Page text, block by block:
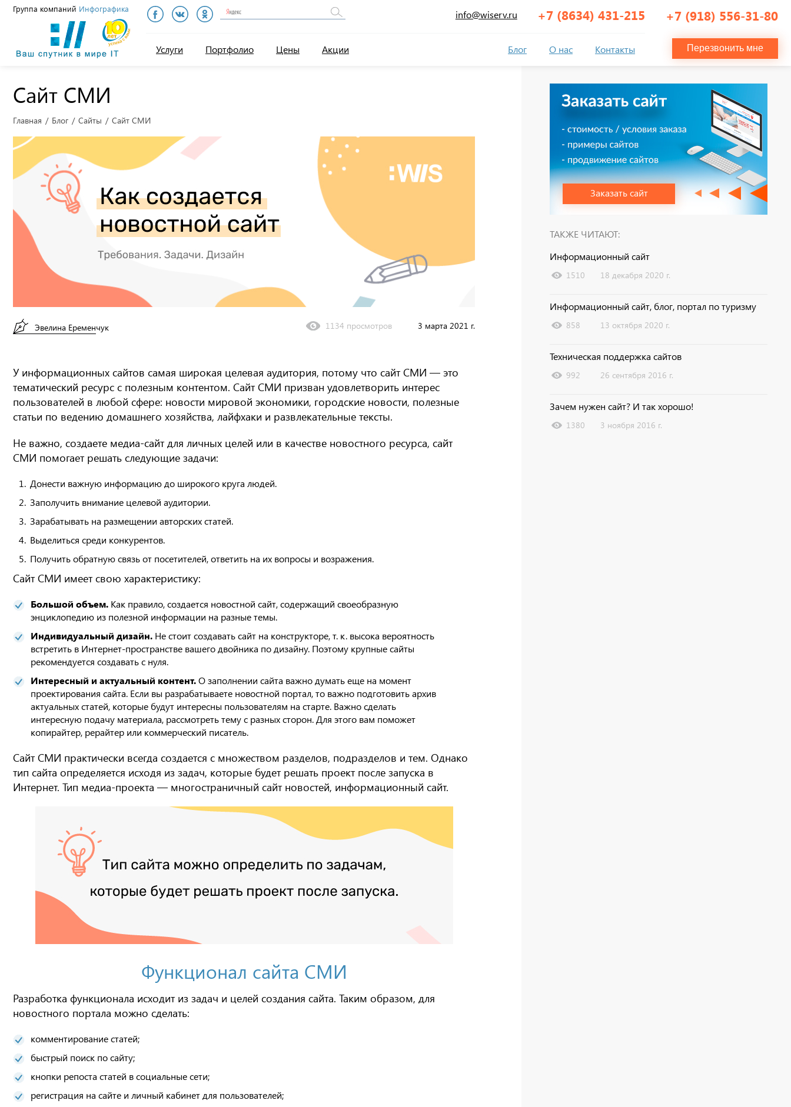
Группа компаний Инфографика
Инфографика
info@wiserv.ru +7 (8634) 431-215
Услуги Портфолио Цены Акции Блог О нас Контакты
+7 (918) 556-31-80
Перезвонить мне
Сайт СМИ
Главная Блог Сайты Сайт СМИ
Эвелина Еременчук 3 марта 2021 г.
1134 просмотров
У информационных сайтов самая широкая целевая аудитория, потому что сайт СМИ — это
тематический ресурс с полезным контентом. Сайт СМИ призван удовлетворить интерес
пользователей в любой сфере: новости мировой экономики, городские новости, полезные
статьи по ведению домашнего хозяйства, лайфхаки и развлекательные тексты.
Не важно, создаете медиа-сайт для личных целей или в качестве новостного ресурса, сайт
СМИ помогает решать следующие задачи:
Донести важную информацию до широкого круга людей.
Заполучить внимание целевой аудитории.
Зарабатывать на размещении авторских статей.
Выделиться среди конкурентов.
Получить обратную связь от посетителей, ответить на их вопросы и возражения.
Сайт СМИ имеет свою характеристику:
Большой объем. Как правило, создается новостной сайт, содержащий своеобразную
энциклопедию из полезной информации на разные темы.
Индивидуальный дизайн. Не стоит создавать сайт на конструкторе, т. к. высока вероятность
встретить в Интернет-пространстве вашего двойника по дизайну. Поэтому крупные сайты
рекомендуется создавать с нуля.
Интересный и актуальный контент.О заполнении сайта важно думать еще на момент
проектирования сайта. Если вы разрабатываете новостной портал, то важно подготовить архив
актуальных статей, которые будут интересны пользователям на старте. Важно сделать
интересную подачу материала, рассмотреть тему с разных сторон. Для этого вам поможет
копирайтер, рерайтер или коммерческий писатель.
Сайт СМИ практически всегда создается с множеством разделов, подразделов и тем. Однако
тип сайта определяется исходя из задач, которые будет решать проект после запуска в
Интернет. Тип медиа-проекта — многостраничный сайт новостей, информационный сайт.
Функционал сайта СМИ
Разработка функционала исходит из задач и целей создания сайта. Таким образом, для
новостного портала можно сделать:
комментирование статей;
быстрый поиск по сайту;
кнопки репоста статей в социальные сети;
регистрация на сайте и личный кабинет для пользователей;
Заказать сайт
ТАКЖЕ ЧИТАЮТ:
Информационный сайт
1510 18 декабря 2020 г.
Информационный сайт, блог, портал по туризму
858 13 октября 2020 г.
Техническая поддержка сайтов
992 26 сентября 2016 г.
Зачем нужен сайт? И так хорошо!
1380 3 ноября 2016 г.